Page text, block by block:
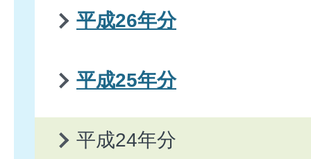
平成26年分
平成25年分
平成24年分